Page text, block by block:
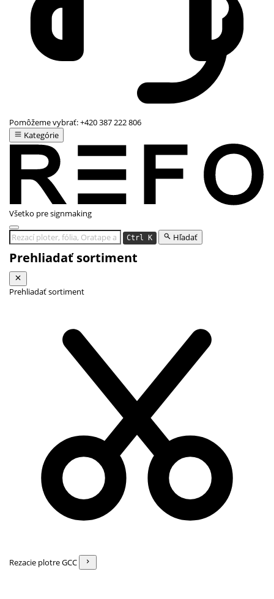
Pomôžeme vybrať:+420 387 222 806
Kategórie
Všetko pre signmaking
Ctrl K Hľadať
Prehliadať sortiment
Prehliadať sortiment
Rezacie plotre GCC